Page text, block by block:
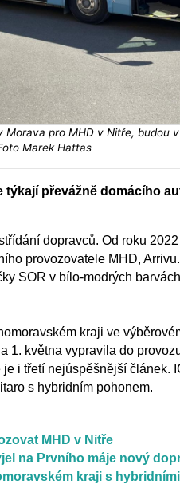
Morava pro MHD v Nitře, budou
Marek Hattas
týkají převážně domácího
dopravců. Od roku
provozovatele MHD,
SOR v bílo-modrých
kraji ve
1. května vypravila do
i třetí nejúspěšnější článek.
s hybridním pohonem.
MHD v Nitře
na Prvního máje nový
kraji s